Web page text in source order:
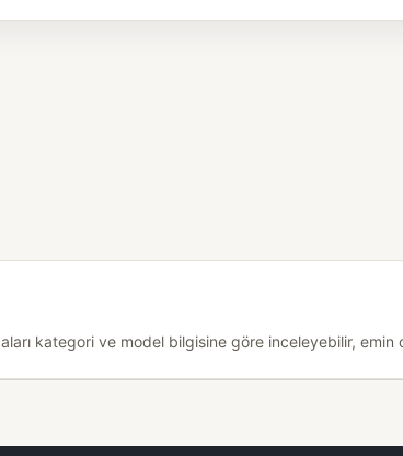
kategori ve model bilgisine göre inceleyebilir, emin